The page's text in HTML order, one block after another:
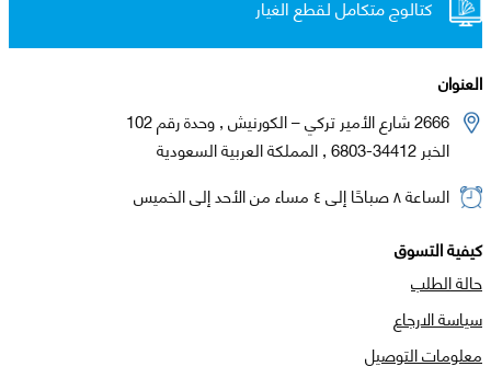
كتالوج متكامل لقطع الغيار
العنوان
2666 شارع الأمير تركي – الكورنيش , وحدة رقم 102
الخبر 34412-6803 , المملكة العربية السعودية
الساعة ٨ صباحًا إلى ٤ مساء من الأحد إلى الخميس
كيفية التسوق
حالة الطلب
سياسة الارجاع
معلومات التوصيل